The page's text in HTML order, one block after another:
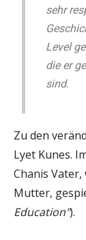
sehr
Level
die er
sind.
Zu den
Lyet Kunes.
Chanis
Mutter,
Education").